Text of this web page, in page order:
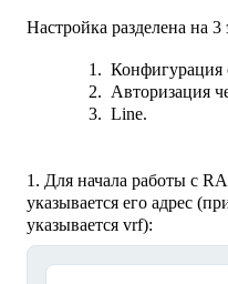
Настройка разделена на 3
Конфигурация
Авторизация
Line.
1. Для начала работы с
указывается его адрес
указывается vrf):